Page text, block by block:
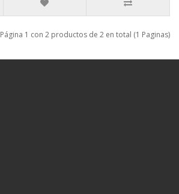
Página 1 con 2 productos de 2 en total (1 Paginas)